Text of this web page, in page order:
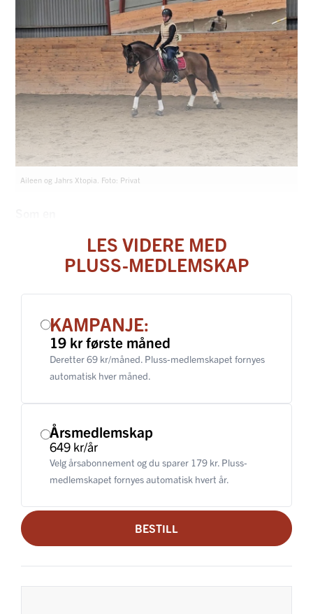
Aileen og Jahrs Xtopia. Foto: Privat
LES VIDERE MED
PLUSS-MEDLEMSKAP
KAMPANJE:
19 kr første måned
Deretter 69 kr/måned. Pluss-medlemskapet fornyes
automatisk hver måned.
Årsmedlemskap
649 kr/år
Velg årsabonnement og du sparer 179 kr. Pluss-
medlemskapet fornyes automatisk hvert år.
BESTILL